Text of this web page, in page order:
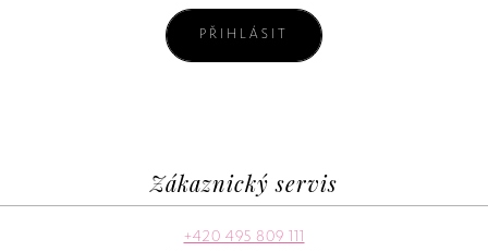
PŘIHLÁSIT
Zákaznický servis
+420 495 809 111